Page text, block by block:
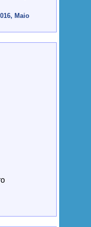
Maio